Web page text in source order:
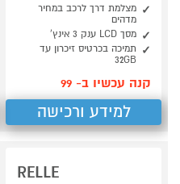
מצלמת דרך לרכב במחיר
מדהים
מסך LCD ענק 3 אינץ'
תמיכה בכרטיס זיכרון עד
32GB
קנה עכשיו ב- 99
למידע ורכישה
RELLE